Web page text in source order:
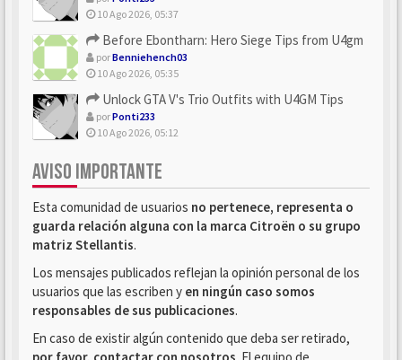
10 Ago 2026, 05:37
Before Ebontharn: Hero Siege Tips from U4gm
porBenniehench03
10 Ago 2026, 05:35
Unlock GTA V's Trio Outfits with U4GM Tips
porPonti233
10 Ago 2026, 05:12
AVISO IMPORTANTE
Esta comunidad de usuarios no pertenece, representa o
guarda relación alguna con la marca Citroën o su grupo
matriz Stellantis.
Los mensajes publicados reflejan la opinión personal de los
usuarios que las escriben y en ningún caso somos
responsables de sus publicaciones.
En caso de existir algún contenido que deba ser retirado,